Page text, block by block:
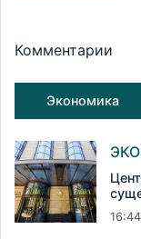
Комментарии
Экономика